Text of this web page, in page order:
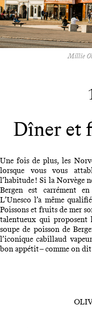
Millie
Dîner et
Une fois de plus, les
lorsque vous vous
l’habitude ! Si la Norvège
Bergen est carrément
L’Unesco l’a même
Poissons et fruits de mer
talentueux qui proposent
soupe de poisson de
l’iconique cabillaud
bon appétit – comme on